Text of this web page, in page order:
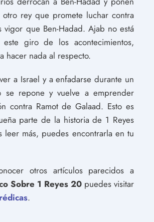
rey que promete luchar contra
vigor que Ben-Hadad. Ajab no está
giro de los acontecimientos,
hacer nada al respecto.
a Israel y a enfadarse durante un
se repone y vuelve a emprender
contra Ramot de Galaad. Esto es
parte de la historia de 1 Reyes
más, puedes encontrarla en tu
otros artículos parecidos a
Sobre 1 Reyes 20 puedes visitar
.